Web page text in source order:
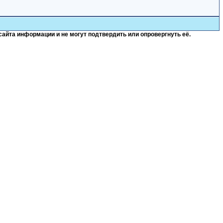
информации и не могут подтвердить или опровергнуть её.